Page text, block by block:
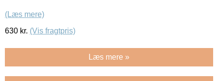
(Læs mere)
630 kr. (Vis fragtpris)
Læs mere »